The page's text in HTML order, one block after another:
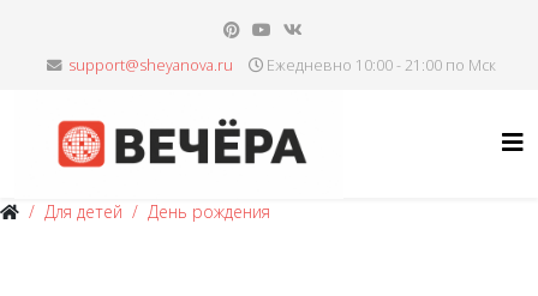
Ежедневно 10:00 - 21:00 по Мск
Для детей День рождения